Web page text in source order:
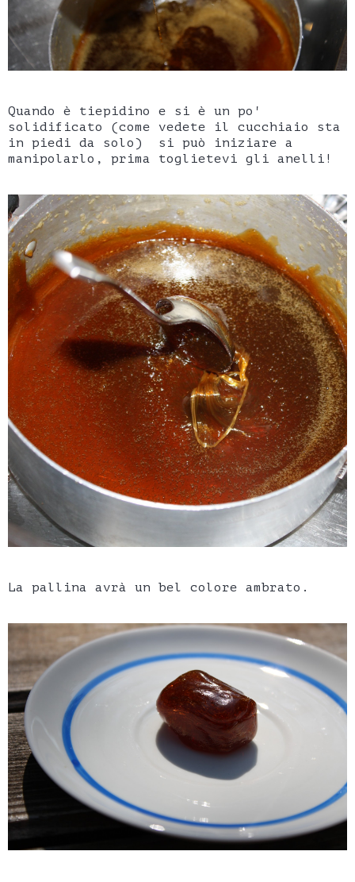
Quando è tiepidino e si è un po'
solidificato (come vedete il cucchiaio sta
in piedi da solo) si può iniziare a
manipolarlo, prima toglietevi gli anelli!
La pallina avrà un bel colore ambrato.